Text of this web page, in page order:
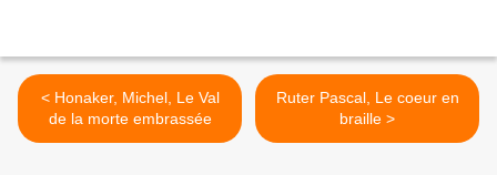
< Honaker, Michel, Le Val
de la morte embrassée
Ruter Pascal, Le coeur en
braille >